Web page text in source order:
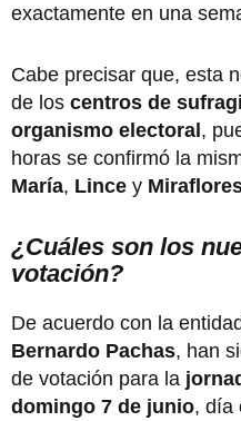
exactamente en una
Cabe precisar que, esta
de los centros de
organismo electoral,
horas se confirmó la
María, Lince y
¿Cuáles son los
votación?
De acuerdo con la
Bernardo Pachas, han
de votación para la
domingo 7 de junio, día